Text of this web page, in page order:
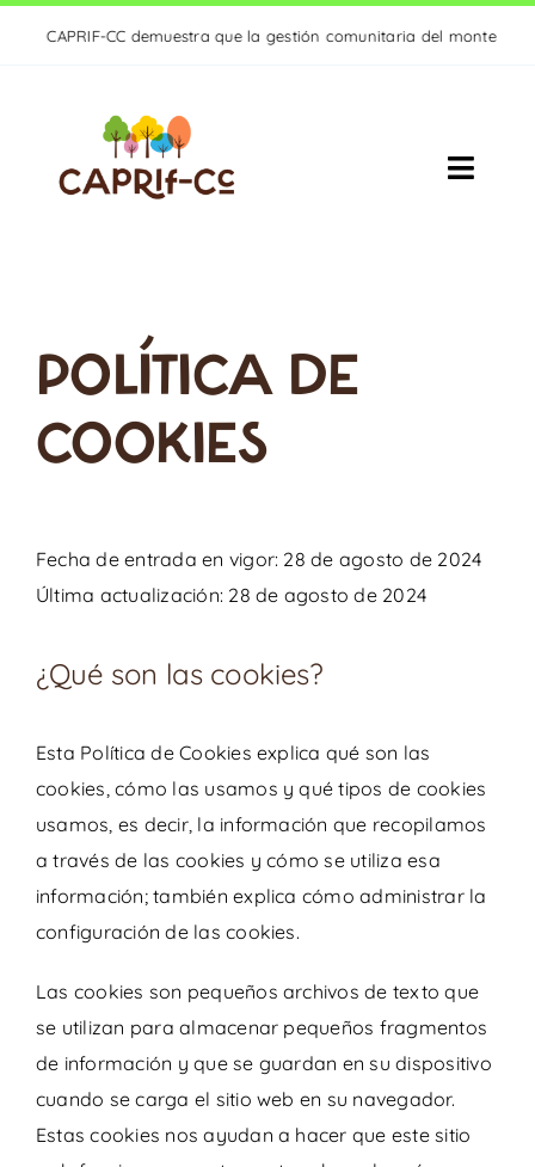
CAPRIF-CC demuestra que la gestión comunitaria del monte es
Toggle
RESULTADOS
ACTUALIDAD
POLÍTICA DE
COOKIES
Fecha de entrada en vigor: 28 de agosto de 2024
Última actualización: 28 de agosto de 2024
¿Qué son las cookies?
Esta Política de Cookies explica qué son las
cookies, cómo las usamos y qué tipos de cookies
usamos, es decir, la información que recopilamos
a través de las cookies y cómo se utiliza esa
información; también explica cómo administrar la
configuración de las cookies.
Las cookies son pequeños archivos de texto que
se utilizan para almacenar pequeños fragmentos
de información y que se guardan en su dispositivo
cuando se carga el sitio web en su navegador.
Estas cookies nos ayudan a hacer que este sitio